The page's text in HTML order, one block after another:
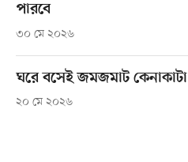
পারবে
৩০ মে ২০২৬
ঘরে বসেই জমজমাট কেনাকাটা
২০ মে ২০২৬